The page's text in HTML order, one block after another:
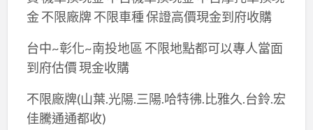
金 不限廠牌 不限車種 保證高價現金到府收購
台中~彰化~南投地區 不限地點都可以專人當面
到府估價 現金收購
不限廠牌(山葉.光陽.三陽.哈特彿.比雅久.台鈴.宏
佳騰通通都收)